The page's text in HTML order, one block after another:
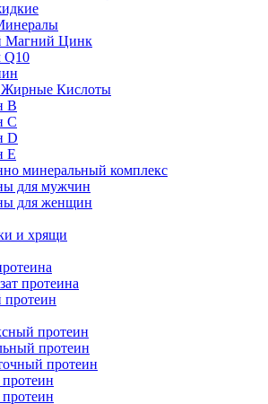
Магний Цинк
Q10
Жирные Кислоты
B
C
D
E
минеральный комплекс
для мужчин
для женщин
и хрящи
протеина
протеин
протеин
протеин
протеин